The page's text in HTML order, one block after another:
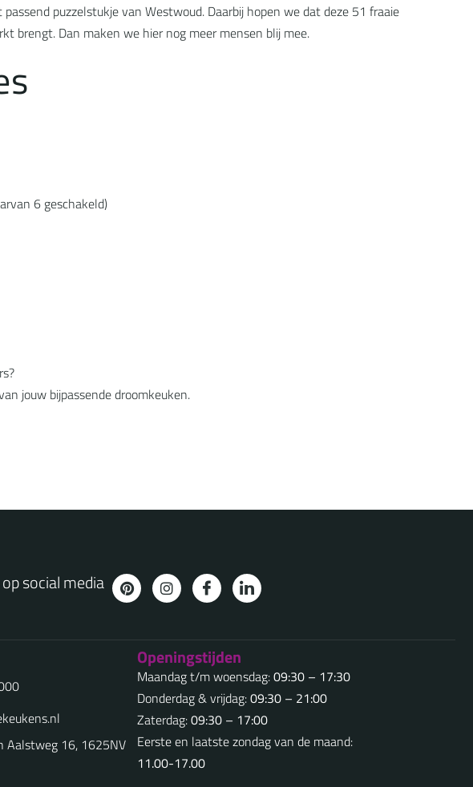
puzzelstukje van Westwoud. Daarbij hopen we dat deze 51 fraaie
brengt. Dan maken we hier nog meer mensen blij mee.
s
6 geschakeld)
jouw bijpassende droomkeuken.
social media
Aalstweg 16, 1625NV
Openingstijden
Maandag t/m woensdag:09:30 – 17:30
Donderdag & vrijdag:09:30 – 21:00
Zaterdag:09:30 – 17:00
Eerste en laatste zondag van de maand:
11.00-17.00